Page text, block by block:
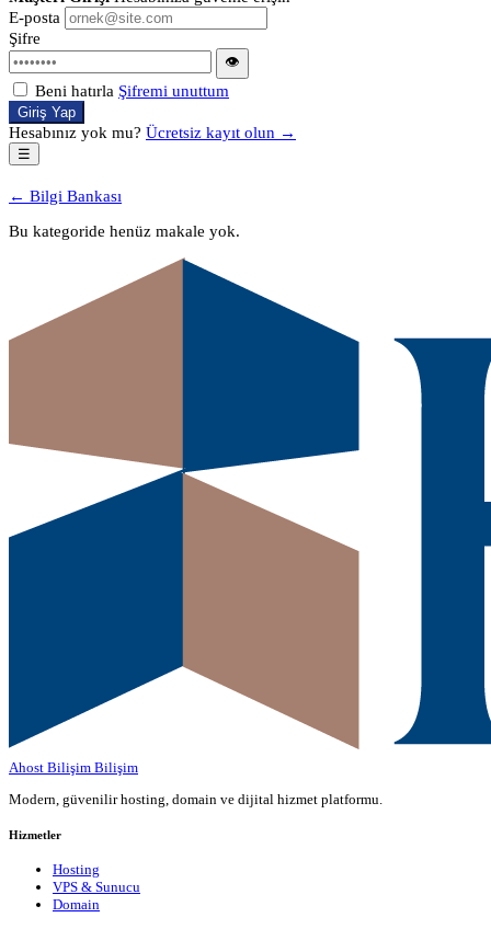
E-posta
Şifre
👁
Beni hatırla Şifremi unuttum
Giriş Yap
Hesabınız yok mu? Ücretsiz kayıt olun →
☰
← Bilgi Bankası
Bu kategoride henüz makale yok.
Ahost Bilişim Bilişim
Modern, güvenilir hosting, domain ve dijital hizmet platformu.
Hizmetler
Hosting
VPS & Sunucu
Domain